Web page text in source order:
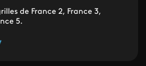
de France 2, France 3,
5.